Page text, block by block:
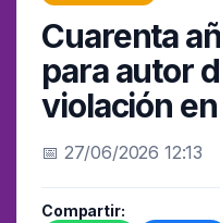
Cuarenta
para autor
violación
📅 27/06/2026
Compartir: